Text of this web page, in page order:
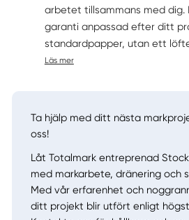
arbetet tillsammans med dig.
garanti anpassad efter ditt
standardpapper, utan ett
Läs mer
Ta hjälp med ditt nästa
oss!
Låt Totalmark entreprenad
med markarbete, dränering och
Med vår erfarenhet och
ditt projekt blir utfört enligt